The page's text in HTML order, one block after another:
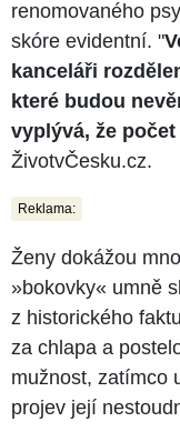
renomovaného
skóre evidentní. "
kanceláři
které budou
vyplývá, že
ŽivotvČesku.cz.
Reklama:
Ženy dokážou
»bokovky« umně
z historického
za chlapa a
mužnost, zatímco
projev její